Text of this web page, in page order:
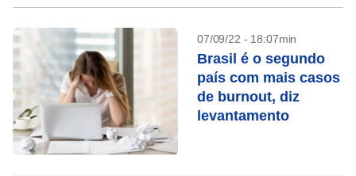
07/09/22 - 18:07min
Brasil é o segundo
país com mais casos
de burnout, diz
levantamento